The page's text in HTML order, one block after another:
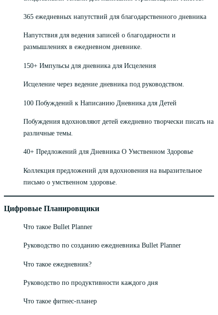
365 ежедневных напутствий для благодарственного дневника
Напутствия для ведения записей о благодарности и
размышлениях в ежедневном дневнике.
150+ Импульсы для дневника для Исцеления
Исцеление через ведение дневника под руководством.
100 Побуждений к Написанию Дневника для Детей
Побуждения вдохновляют детей ежедневно творчески писать на
различные темы.
40+ Предложений для Дневника О Умственном Здоровье
Коллекция предложений для вдохновения на выразительное
письмо о умственном здоровье.
Цифровые Планировщики
Что такое Bullet Planner
Руководство по созданию ежедневника Bullet Planner
Что такое ежедневник?
Руководство по продуктивности каждого дня
Что такое фитнес-планер